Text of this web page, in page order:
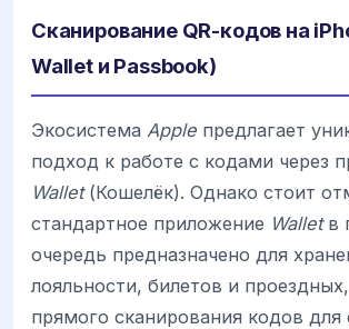
Сканирование QR-кодов на
Wallet и Passbook)
Экосистема Apple предлагает
подход к работе с кодами через
Wallet(Кошелёк). Однако стоит
стандартное приложение Walletв
очередь предназначено для
лояльности, билетов и
прямого сканирования кодов для